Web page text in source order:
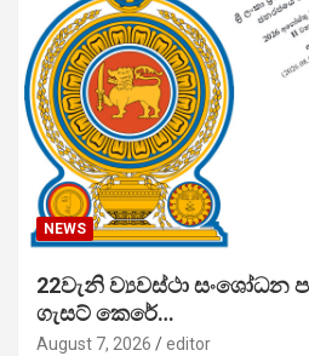
NEWS
22වැනි ව්‍යවස්ථා
ගැසට් කෙරේ…
August 7, 2026 editor